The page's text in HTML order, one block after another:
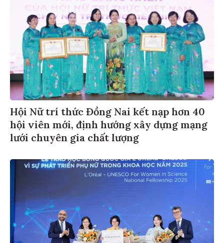
Hội Nữ trí thức Đồng Nai kết nạp hơn 40
hội viên mới, định hướng xây dựng mạng
lưới chuyên gia chất lượng